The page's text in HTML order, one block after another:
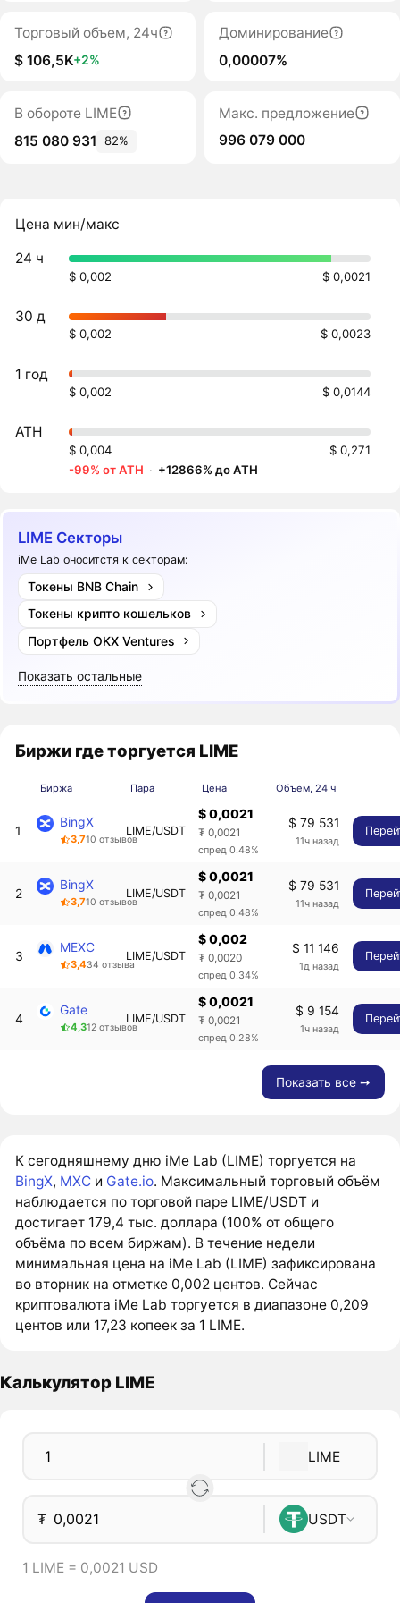
Торговый объем, 24ч
$ 106,5K+2%
Доминирование
0,00007%
В обороте LIME
815 080 931
82%
Макс. предложение
996 079 000
Цена мин/макс
24 ч
$ 0,002 $ 0,0021
30 д
$ 0,002 $ 0,0023
1 год
$ 0,002 $ 0,0144
ATH
$ 0,004
$ 0,271
-99% от ATH · +12866% до ATH
LIME Секторы
iMe Lab оноситстя к секторам:
Токены BNB Chain
Токены крипто кошельков
Портфель OKX Ventures
Показать остальные
Биржи где торгуется LIME
Биржа Пара Цена Объем, 24 ч
1
BingX
3,710 отзывов
LIME/USDT
$ 0,0021
₮ 0,0021
спред 0.48%
$ 79 531
11ч назад
2
BingX
3,710 отзывов
LIME/USDT
$ 0,0021
₮ 0,0021
спред 0.48%
$ 79 531
11ч назад
3
MEXC
3,434 отзыва
LIME/USDT
$ 0,002
₮ 0,0020
спред 0.34%
$ 11 146
1д назад
4
Gate
4,312 отзывов
LIME/USDT
$ 0,0021
₮ 0,0021
спред 0.28%
$ 9 154
1ч назад
Показать все ➙
К сегодняшнему дню iMe Lab (LIME) торгуется на
BingX, MXC и Gate.io. Максимальный торговый объём
наблюдается по торговой паре LIME/USDT и
достигает 179,4 тыс. доллара (100% от общего
объёма по всем биржам). В течение недели
минимальная цена на iMe Lab (LIME) зафиксирована
во вторник на отметке 0,002 центов. Сейчас
криптовалюта iMe Lab торгуется в диапазоне 0,209
центов или 17,23 копеек за 1 LIME.
Калькулятор LIME
LIME
₮ USDT
1 LIME = 0,0021 USD